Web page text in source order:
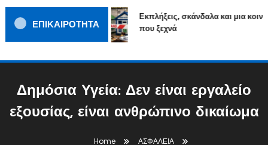
ΕΠΙΚΑΙΡΟΤΗΤΑ
Εκπλήξεις, σκάνδαλα και μια
που ξεχνά
Δημόσια Υγεία: Δεν είναι εργαλείο
εξουσίας, είναι ανθρώπινο δικαίωμα
Home
ΑΣΦΑΛΕΙΑ